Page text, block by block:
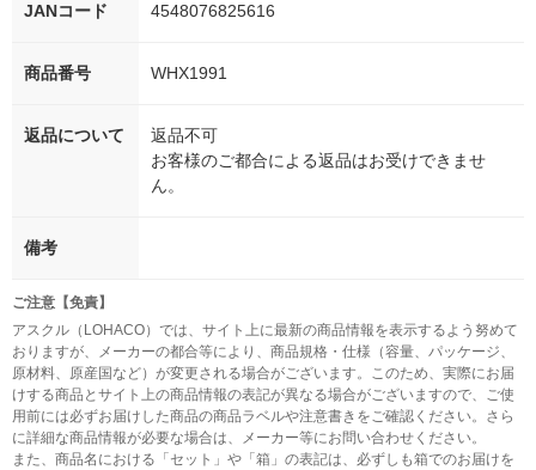
JANコード 4548076825616
商品番号 WHX1991
返品について
返品不可
お客様のご都合による返品はお受けできませ
ん。
備考
ご注意【免責】
アスクル（LOHACO）では、サイト上に最新の商品情報を表示するよう努めて
おりますが、メーカーの都合等により、商品規格・仕様（容量、パッケージ、
原材料、原産国など）が変更される場合がございます。このため、実際にお届
けする商品とサイト上の商品情報の表記が異なる場合がございますので、ご使
用前には必ずお届けした商品の商品ラベルや注意書きをご確認ください。さら
に詳細な商品情報が必要な場合は、メーカー等にお問い合わせください。
また、商品名における「セット」や「箱」の表記は、必ずしも箱でのお届けを